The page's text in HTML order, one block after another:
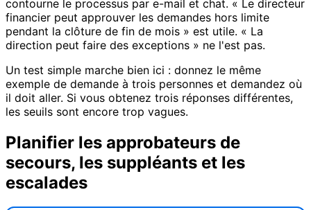
contourne le processus par e-mail et chat. « Le directeur
financier peut approuver les demandes hors limite
pendant la clôture de fin de mois » est utile. « La
direction peut faire des exceptions » ne l'est pas.
Un test simple marche bien ici : donnez le même
exemple de demande à trois personnes et demandez où
il doit aller. Si vous obtenez trois réponses différentes,
les seuils sont encore trop vagues.
Planifier les approbateurs de
secours, les suppléants et les
escalades